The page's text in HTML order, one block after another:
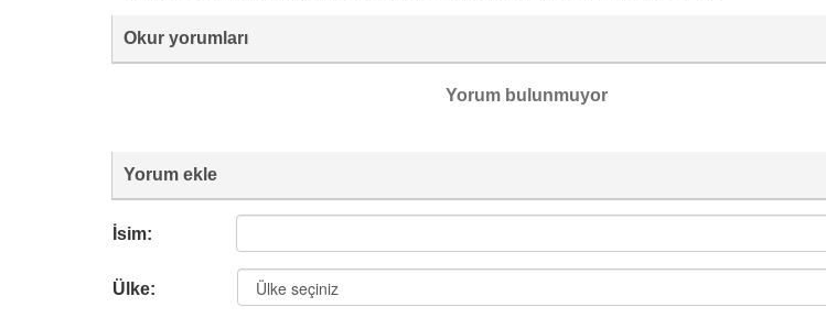
Okur yorumları
Yorum bulunmuyor
Yorum ekle
İsim:
Ülke: